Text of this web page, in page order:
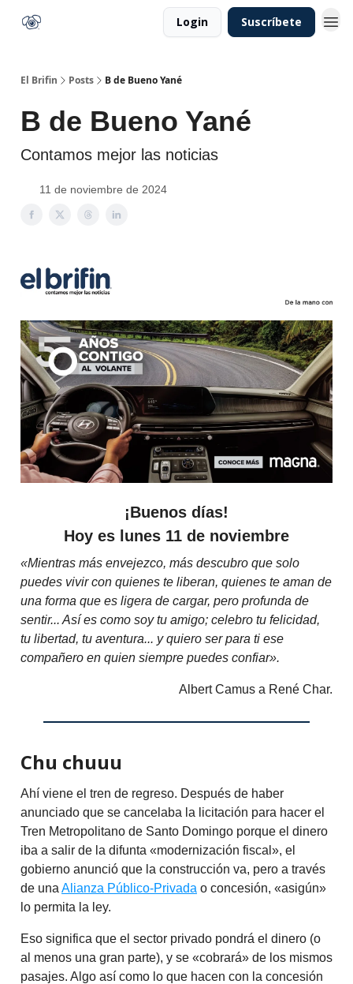
Login Suscríbete
El Brifin Posts B de Bueno Yané
B de Bueno Yané
Contamos mejor las noticias
11 de noviembre de 2024
¡Buenos días!
Hoy es lunes 11 de noviembre
«Mientras más envejezco, más descubro que solo
puedes vivir con quienes te liberan, quienes te aman de
una forma que es ligera de cargar, pero profunda de
sentir... Así es como soy tu amigo; celebro tu felicidad,
tu libertad, tu aventura... y quiero ser para ti ese
compañero en quien siempre puedes confiar».
Albert Camus a René Char.
Chu chuuu
Ahí viene el tren de regreso. Después de haber
anunciado que se cancelaba la licitación para hacer el
Tren Metropolitano de Santo Domingo porque el dinero
iba a salir de la difunta «modernización fiscal», el
gobierno anunció que la construcción va, pero a través
de una Alianza Público-Privada o concesión, «asigún»
lo permita la ley.
Eso significa que el sector privado pondrá el dinero (o
al menos una gran parte), y se «cobrará» de los mismos
pasajes. Algo así como lo que hacen con la concesión